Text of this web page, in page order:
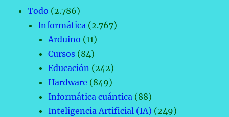
Todo (2.786)
Informática (2.767)
Arduino (11)
Cursos (84)
Educación (242)
Hardware (849)
Informática cuántica (88)
Inteligencia Artificial (IA) (249)